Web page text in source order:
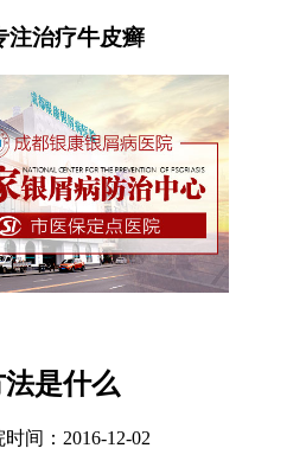
注治疗牛皮癣
是什么
间：2016-12-02